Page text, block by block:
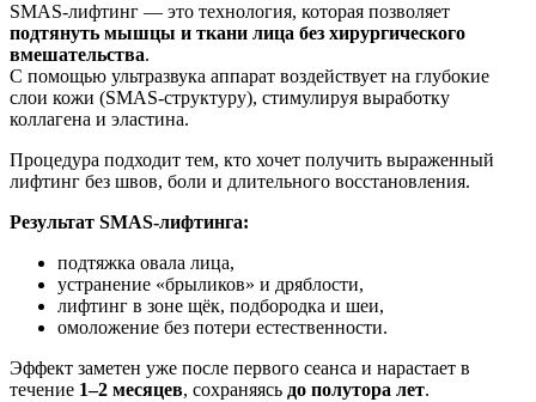
SMAS-лифтинг — это технология, которая позволяет
подтянуть мышцы и ткани лица без хирургического
вмешательства.
С помощью ультразвука аппарат воздействует на глубокие
слои кожи (SMAS-структуру), стимулируя выработку
коллагена и эластина.
Процедура подходит тем, кто хочет получить выраженный
лифтинг без швов, боли и длительного восстановления.
Результат SMAS-лифтинга:
подтяжка овала лица,
устранение «брыликов» и дряблости,
лифтинг в зоне щёк, подбородка и шеи,
омоложение без потери естественности.
Эффект заметен уже после первого сеанса и нарастает в
течение 1–2 месяцев, сохраняясь до полутора лет.